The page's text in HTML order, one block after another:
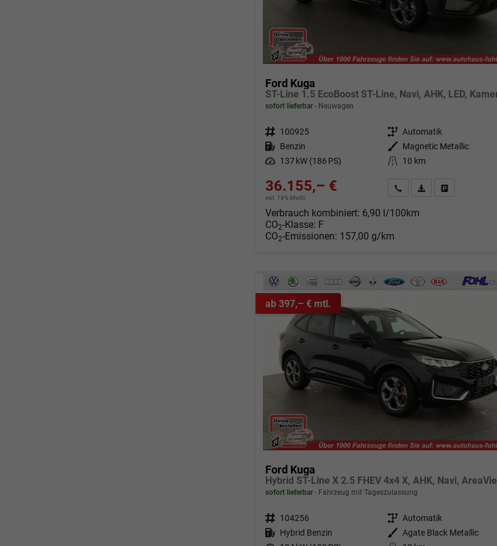
Ford Kuga
sofort lieferbar Neuwagen
Fahrzeugnr. 100925 Getriebe Automatik
Kraftstoff Benzin Außenfarbe
Magnetic Metallic
Leistung 137 kW (186 PS) Kilometerstand 10 km
36.155,– €
incl. 19% MwSt.
Angebot anfordern
Fahrzeugexpose (PDF)
Verbrauch kombiniert: 6,90 l/100km
CO2-Klasse: F
CO2-Emissionen: 157,00 g/km
ab 397,– € mtl.
Ford Kuga
sofort lieferbar Fahrzeug mit Tageszulassung
Fahrzeugnr. 104256 Getriebe Automatik
Kraftstoff Hybrid Benzin Außenfarbe Agate Black Metallic